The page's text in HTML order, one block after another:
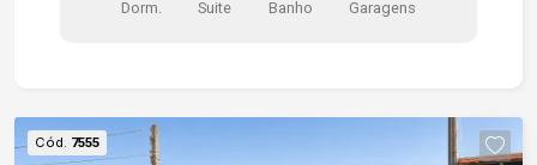
Dorm. Suite Banho Garagens
Cód. 7555